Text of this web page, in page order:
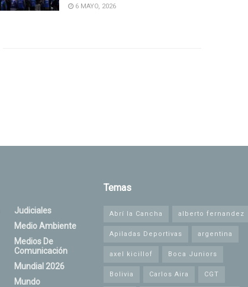
6 MAYO, 2026
Judiciales
Medio Ambiente
Medios De
Comunicación
Mundial 2026
Mundo
Temas
Abrí la Cancha alberto fernandez
Apiladas Deportivas argentina
axel kicillof Boca Juniors
Bolivia Carlos Aira CGT